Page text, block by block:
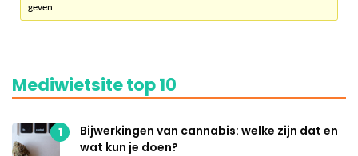
geven.
Mediwietsite top 10
1
Bijwerkingen van cannabis: welke zijn dat en
wat kun je doen?